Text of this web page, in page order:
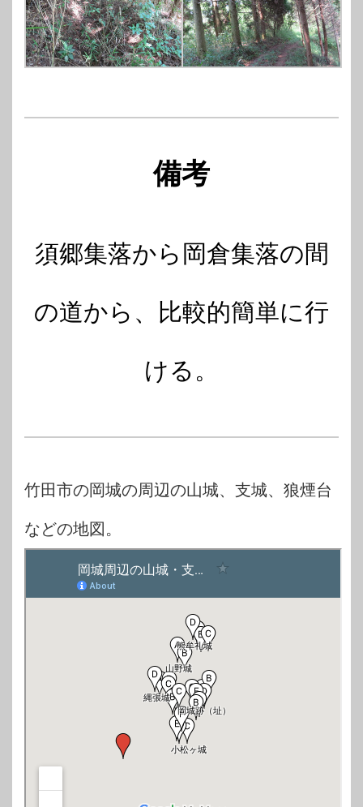
備考
須郷集落から岡倉集落の間
の道から、比較的簡単に行
ける。
竹田市の岡城の周辺の山城、支城、狼煙台
などの地図。